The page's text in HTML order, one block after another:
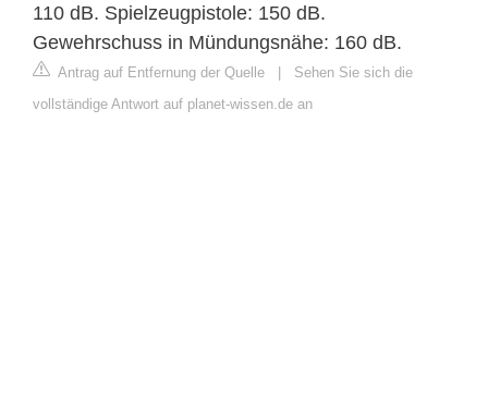
110 dB. Spielzeugpistole: 150 dB.
Gewehrschuss in Mündungsnähe: 160 dB.
Antrag auf Entfernung der Quelle | Sehen Sie sich die
vollständige Antwort auf planet-wissen.de an